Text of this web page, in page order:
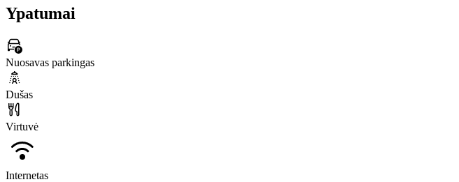
Ypatumai
Nuosavas parkingas
Dušas
Virtuvė
Internetas